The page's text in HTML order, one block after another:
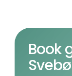
Book